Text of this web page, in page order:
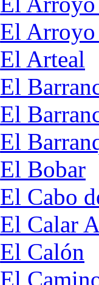
El Arroyo
El Arteal
El
El
El
El Bobar
El Cabo
El Calar
El Calón
El